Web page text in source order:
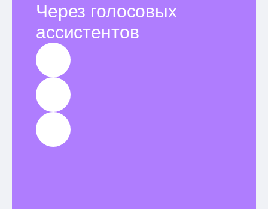
Через голосовых
ассистентов